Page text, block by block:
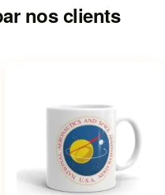
nos clients